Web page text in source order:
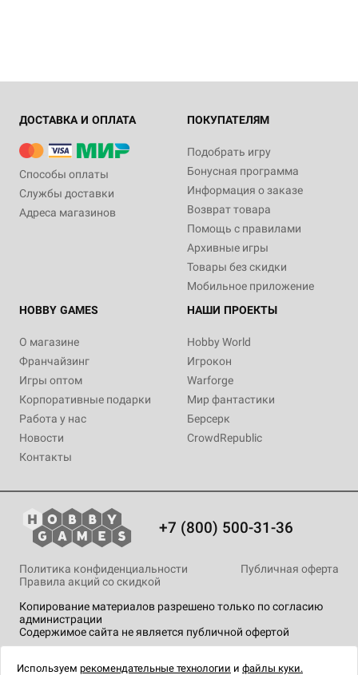
ДОСТАВКА И ОПЛАТА
Способы оплаты
Службы доставки
Адреса магазинов
ПОКУПАТЕЛЯМ
Подобрать игру
Бонусная программа
Информация о заказе
Возврат товара
Помощь с правилами
Архивные игры
Товары без скидки
Мобильное приложение
HOBBY GAMES
О магазине
Франчайзинг
Игры оптом
Корпоративные подарки
Работа у нас
Новости
Контакты
НАШИ ПРОЕКТЫ
Hobby World
Игрокон
Warforge
Мир фантастики
Берсерк
CrowdRepublic
+7 (800) 500-31-36
Копирование материалов разрешено только по согласию
администрации
Содержимое сайта не является публичной офертой
Политика конфиденциальности
Публичная оферта
Правила акций со скидкой
технологии .
Используем рекомендательные технологии и файлы куки.